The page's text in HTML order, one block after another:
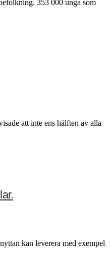
353 000 unga som
att inte ens hälften av alla
kan leverera med exempel